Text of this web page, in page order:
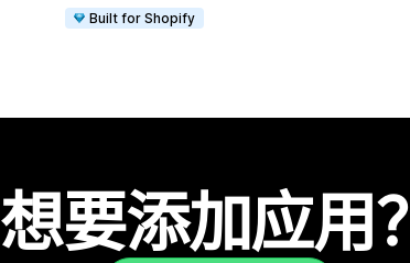
Built for Shopify
想要添加应用？